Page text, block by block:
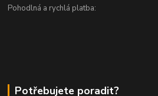
Pohodlná a rychlá platba:
Potřebujete poradit?